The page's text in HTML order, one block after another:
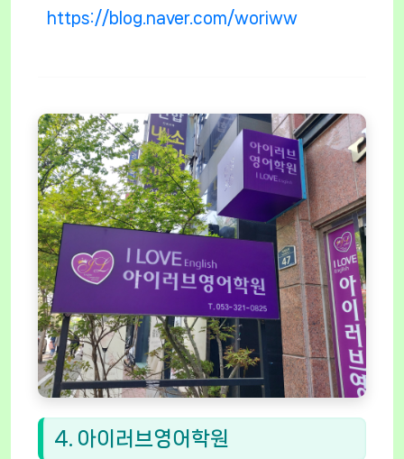
https://blog.naver.com/woriww
4. 아이러브영어학원